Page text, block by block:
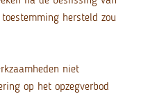
hersteld zou
niet
op het opzegverbod